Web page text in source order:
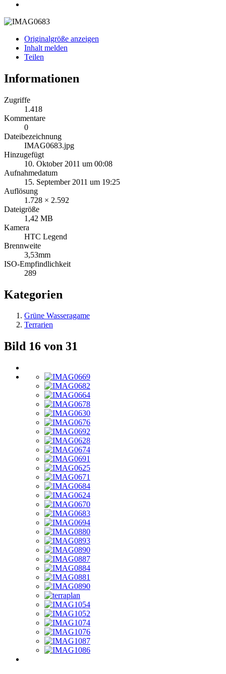
Originalgröße anzeigen
Inhalt melden
Teilen
Informationen
Zugriffe
1.418
Kommentare
0
Dateibezeichnung
IMAG0683.jpg
Hinzugefügt
10. Oktober 2011 um 00:08
Aufnahmedatum
15. September 2011 um 19:25
Auflösung
1.728 × 2.592
Dateigröße
1,42 MB
Kamera
HTC Legend
Brennweite
3,53mm
ISO-Empfindlichkeit
289
Kategorien
Grüne Wasseragame
Terrarien
Bild 16 von 31